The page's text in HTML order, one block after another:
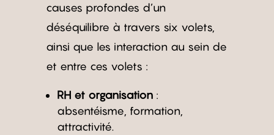
causes profondes d’un
déséquilibre à travers six volets,
ainsi que les interaction au sein de
et entre ces volets :
RH et organisation:
absentéisme, formation,
attractivité.